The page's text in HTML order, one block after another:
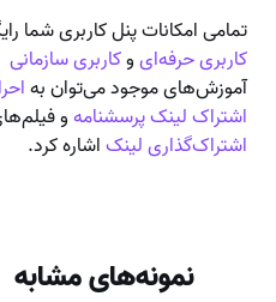
تمامی امکانات پنل کاربری شما
کاربری حرفه‌ایوکاربری سازمانی
آموزش‌های موجود می‌توان به
اشتراک لینک پرسشنامهو
اشتراک‌گذاری لینکاشاره کرد.
نمونه‌های مشابه